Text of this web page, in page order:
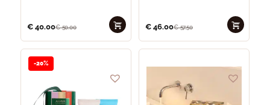
€ 40.00€50.00 € 46.00€57.50
-20%